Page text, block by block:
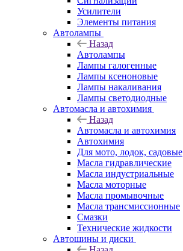
Усилители
Элементы питания
Автолампы
Назад
Автолампы
Лампы галогенные
Лампы ксеноновые
Лампы накаливания
Лампы светодиодные
Автомасла и автохимия
Назад
Автомасла и автохимия
Автохимия
Для мото, лодок, садовые
Масла гидравлические
Масла индустриальные
Масла моторные
Масла промывочные
Масла трансмиссионные
Смазки
Технические жидкости
Автошины и диски